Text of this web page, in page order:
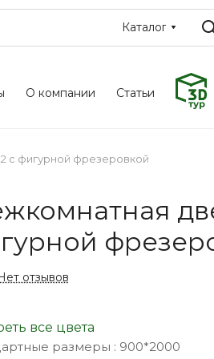
Каталог
О компании Статьи
с фигурной фрезеровкой
отзывов
все цвета
размеры : 900*2000
входные
Компания
сотрудничеству